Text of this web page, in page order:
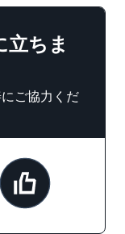
立ちま
ご協力くだ